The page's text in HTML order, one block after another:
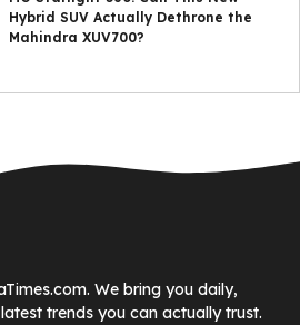
Hybrid SUV Actually Dethrone the
Mahindra XUV700?
We bring you daily,
trends you can actually trust.